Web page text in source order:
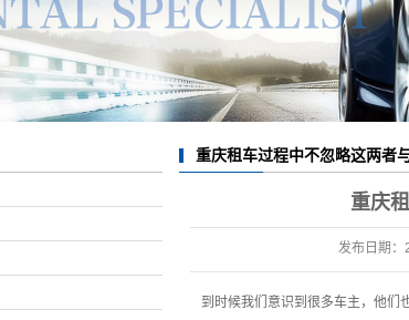
大
重庆租车过程中不忽略这两者
重庆
发布日期：
到时候我们意识到很多车主，他们